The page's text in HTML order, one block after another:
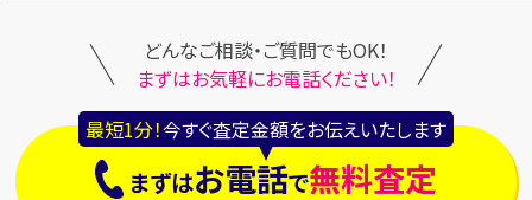
どんなご相談・ご質問でもOK！
まずはお気軽にお電話ください！
最短1分！今すぐ査定金額をお伝えいたします
まずはお電話で無料査定